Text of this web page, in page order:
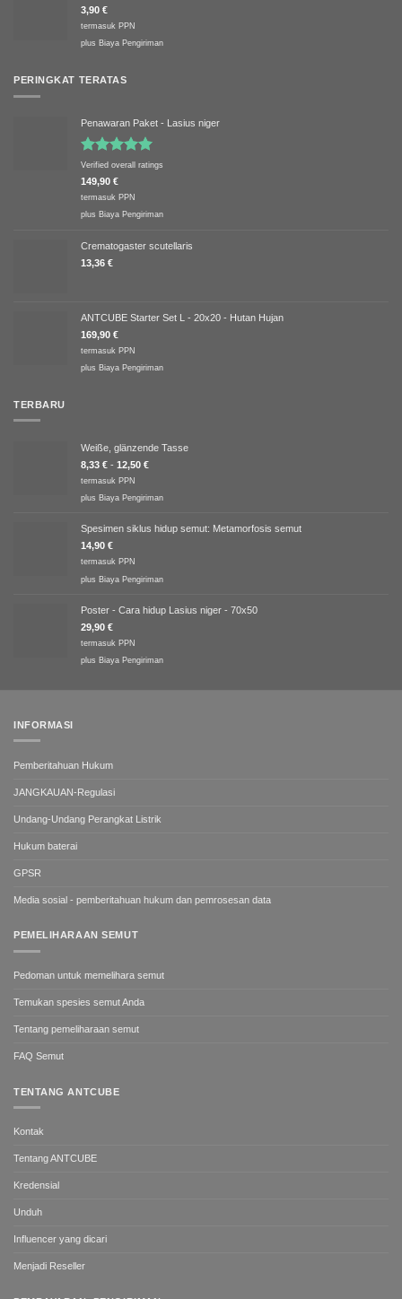
3,90 €
termasuk PPN
plus Biaya Pengiriman
PERINGKAT TERATAS
Penawaran Paket - Lasius niger
Dinilai5.00
dari 5
Verified overall ratings
149,90 €
termasuk PPN
plus Biaya Pengiriman
Crematogaster scutellaris
13,36 €
ANTCUBE Starter Set L - 20x20 - Hutan Hujan
169,90 €
termasuk PPN
plus Biaya Pengiriman
TERBARU
Weiße, glänzende Tasse
8,33 € - 12,50 €
termasuk PPN
plus Biaya Pengiriman
Spesimen siklus hidup semut: Metamorfosis semut
14,90 €
termasuk PPN
plus Biaya Pengiriman
Poster - Cara hidup Lasius niger - 70x50
29,90 €
termasuk PPN
plus Biaya Pengiriman
INFORMASI
Pemberitahuan Hukum
JANGKAUAN-Regulasi
Undang-Undang Perangkat Listrik
Hukum baterai
GPSR
Media sosial - pemberitahuan hukum dan pemrosesan data
PEMELIHARAAN SEMUT
Pedoman untuk memelihara semut
Temukan spesies semut Anda
Tentang pemeliharaan semut
FAQ Semut
TENTANG ANTCUBE
Kontak
Tentang ANTCUBE
Kredensial
Unduh
Influencer yang dicari
Menjadi Reseller